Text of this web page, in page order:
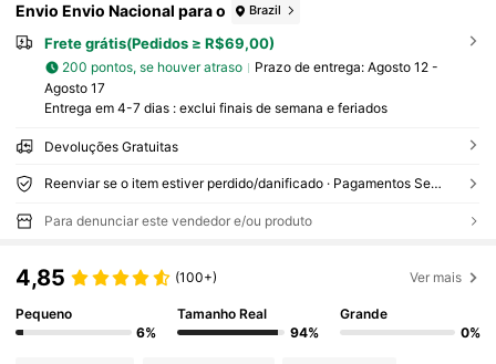
Envio Envio Nacional para o Brazil
Frete grátis(Pedidos ≥ R$69,00)
200 pontos, se houver atraso Prazo de entrega: Agosto 12 -
Agosto 17
Entrega em 4-7 dias : exclui finais de semana e feriados
Devoluções Gratuitas
Reenviar se o item estiver perdido/danificado · Pagamentos Seguros · Proteção de privacidade
Para denunciar este vendedor e/ou produto
4,85 (100+) Ver mais
Pequeno
6%
Tamanho Real
94%
Grande
0%